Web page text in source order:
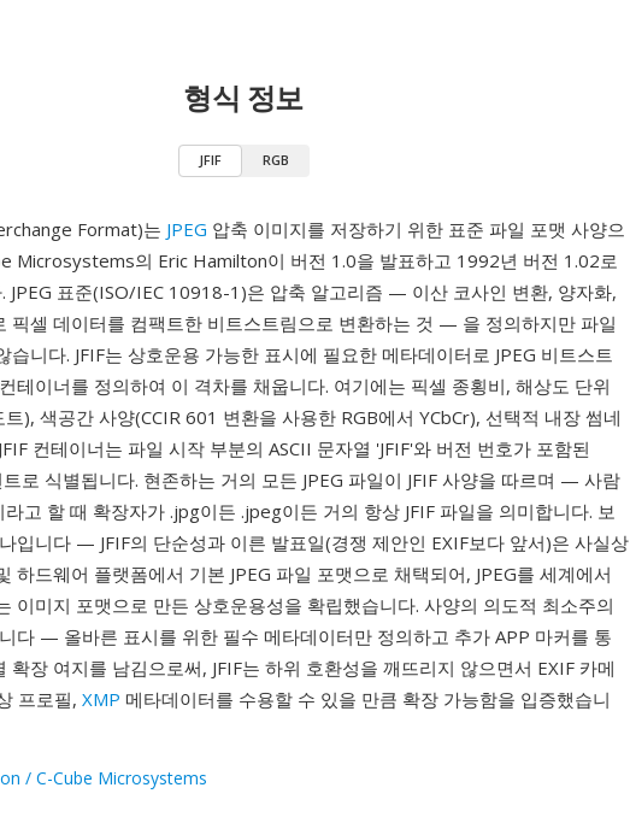
형식 정보
JFIF RGB
Format)는 JPEG 압축 이미지를 저장하기 위한 표준 파일 포맷 사양으
Microsystems의 Eric Hamilton이 버전 1.0을 발표하고 1992년 버전 1.02로
JPEG 표준(ISO/IEC 10918-1)은 압축 알고리즘 — 이산 코사인 변환, 양자화,
픽셀 데이터를 컴팩트한 비트스트림으로 변환하는 것 — 을 정의하지만 파일
습니다. JFIF는 상호운용 가능한 표시에 필요한 메타데이터로 JPEG 비트스트
테이너를 정의하여 이 격차를 채웁니다. 여기에는 픽셀 종횡비, 해상도 단위
), 색공간 사양(CCIR 601 변환을 사용한 RGB에서 YCbCr), 선택적 내장 썸네
컨테이너는 파일 시작 부분의 ASCII 문자열 'JFIF'와 버전 번호가 포함된
로 식별됩니다. 현존하는 거의 모든 JPEG 파일이 JFIF 사양을 따르며 — 사람
라고 할 때 확장자가 .jpg이든 .jpeg이든 거의 항상 JFIF 파일을 의미합니다. 보
입니다 — JFIF의 단순성과 이른 발표일(경쟁 제안인 EXIF보다 앞서)은 사실상
하드웨어 플랫폼에서 기본 JPEG 파일 포맷으로 채택되어, JPEG를 세계에서
이미지 포맷으로 만든 상호운용성을 확립했습니다. 사양의 의도적 최소주의
다 — 올바른 표시를 위한 필수 메타데이터만 정의하고 추가 APP 마커를 통
확장 여지를 남김으로써, JFIF는 하위 호환성을 깨뜨리지 않으면서 EXIF 카메
프로필, XMP 메타데이터를 수용할 수 있을 만큼 확장 가능함을 입증했습니
/ C-Cube Microsystems